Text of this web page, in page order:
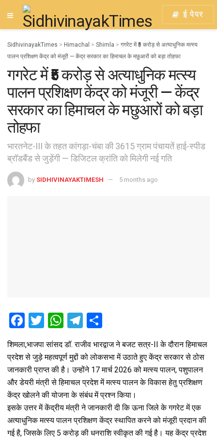
ई पेपर
SidhivinayakTimes > Himachal > Shimla > गगरेट में ₹5 करोड़ से अत्याधुनिक मत्स्य
पालन प्रशिक्षण केंद्र को मंजूरी — केंद्र सरकार का हिमाचल के मछुआरों को बड़ा तोहफा
गगरेट में ₹5 करोड़ से अत्याधुनिक मत्स्य
पालन प्रशिक्षण केंद्र को मंजूरी — केंद्र
सरकार का हिमाचल के मछुआरों को बड़ा
तोहफा
भारतनेट-III के तहत कांगड़ा-चंबा की 3615 ग्राम पंचायतें हाई-स्पीड
ब्रॉडबैंड से जुड़ेंगी — डिजिटल क्रांति को मिलेगी नई गति
by SIDHIVINAYAKTIMESH 5 months ago
F
ce
b
o
o
k
T
wi
tt
er
W
h
at
s
A
p
p
T
el
e
gr
a
m
ar
e
शिमला,भाजपा सांसद डॉ. राजीव भारद्वाज ने बजट सत्र-II के दौरान हिमाचल
प्रदेश से जुड़े महत्वपूर्ण मुद्दों को लोकसभा में उठाते हुए केंद्र सरकार से ठोस
जानकारी प्राप्त की है। उन्होंने 17 मार्च 2026 को मत्स्य पालन, पशुपालन
और डेयरी मंत्री से हिमाचल प्रदेश में मत्स्य पालन के विकास हेतु प्रशिक्षण
केंद्र खोलने की योजना के संबंध में प्रश्न किया।
इसके उत्तर में केंद्रीय मंत्री ने जानकारी दी कि ऊना जिले के गगरेट में एक
अत्याधुनिक मत्स्य पालन प्रशिक्षण केंद्र स्थापित करने को मंजूरी प्रदान की
गई है, जिसके लिए ₹5 करोड़ की धनराशि स्वीकृत की गई है। यह केंद्र प्रदेश